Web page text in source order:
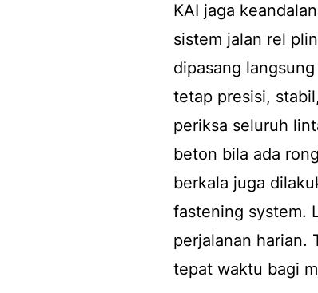
KAI jaga
sistem jalan rel
dipasang
tetap presisi,
periksa seluruh
beton bila ada
berkala juga
fastening system.
perjalanan harian.
tepat waktu bagi